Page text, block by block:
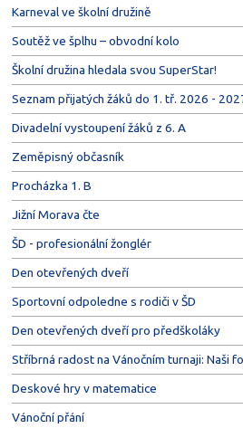
Karneval ve školní družině
Soutěž ve šplhu – obvodní kolo
Školní družina hledala svou SuperStar!
Seznam přijatých žáků do 1. tř. 2026 -
Divadelní vystoupení žáků z 6. A
Zeměpisný občasník
Procházka 1. B
Jižní Morava čte
ŠD - profesionální žonglér
Den otevřených dveří
Sportovní odpoledne s rodiči v ŠD
Den otevřených dveří pro předškoláky
Stříbrná radost na Vánočním turnaji: Naši
Deskové hry v matematice
Vánoční přání